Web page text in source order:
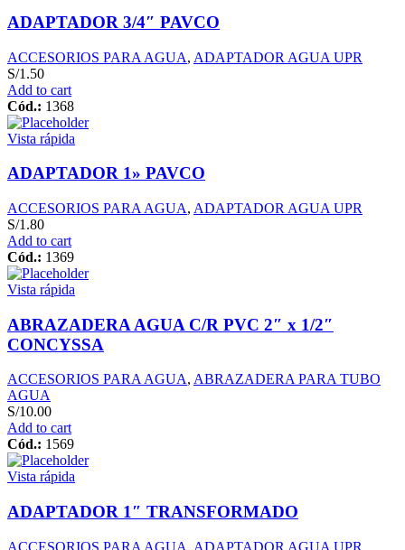
ADAPTADOR 3/4″ PAVCO
ACCESORIOS PARA AGUA, ADAPTADOR AGUA UPR
S/1.50
Add to cart
Cód.: 1368
Vista rápida
ADAPTADOR 1» PAVCO
ACCESORIOS PARA AGUA, ADAPTADOR AGUA UPR
S/1.80
Add to cart
Cód.: 1369
Vista rápida
ABRAZADERA AGUA C/R PVC 2″ x 1/2″
CONCYSSA
ACCESORIOS PARA AGUA, ABRAZADERA PARA TUBO
AGUA
S/10.00
Add to cart
Cód.: 1569
Vista rápida
ADAPTADOR 1″ TRANSFORMADO
ACCESORIOS PARA AGUA, ADAPTADOR AGUA UPR